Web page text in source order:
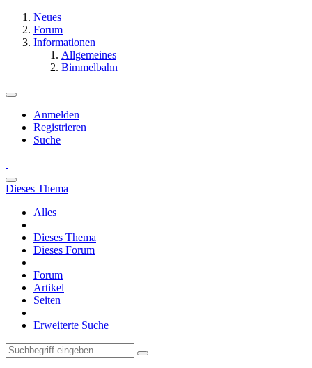
Neues
Forum
Informationen
Allgemeines
Bimmelbahn
Anmelden
Registrieren
Suche
Dieses Thema
Alles
Dieses Thema
Dieses Forum
Forum
Artikel
Seiten
Erweiterte Suche